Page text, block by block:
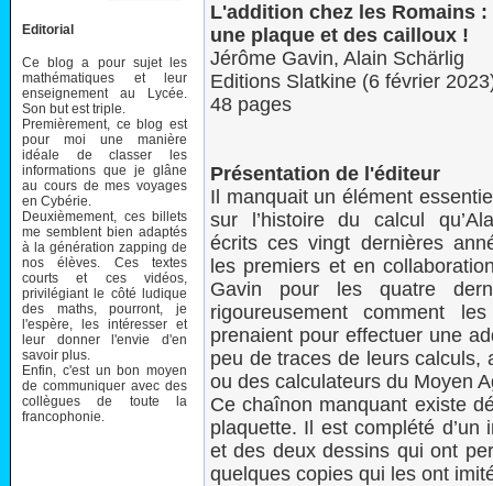
Editorial
Ce blog a pour sujet les
mathématiques et leur
enseignement au Lycée.
Son but est triple.
Premièrement, ce blog est
pour moi une manière
idéale de classer les
informations que je glâne
au cours de mes voyages
en Cybérie.
Deuxièmement, ces billets
me semblent bien adaptés
à la génération zapping de
nos élèves. Ces textes
courts et ces vidéos,
privilégiant le côté ludique
des maths, pourront, je
l'espère, les intéresser et
leur donner l'envie d'en
savoir plus.
Enfin, c'est un bon moyen
de communiquer avec des
collègues de toute la
francophonie.
L'addition chez les Romains :
une plaque et des cailloux !
Jérôme Gavin, Alain Schärlig
Editions Slatkine (6 février
48 pages
Présentation de l'éditeur
Il manquait un élément
sur l’histoire du calcul
écrits ces vingt dernières
les premiers et en
Gavin pour les quatre
rigoureusement comment
prenaient pour effectuer une
peu de traces de leurs calculs,
ou des calculateurs du Moyen
Ce chaînon manquant existe
plaquette. Il est complété
et des deux dessins qui ont
quelques copies qui les ont